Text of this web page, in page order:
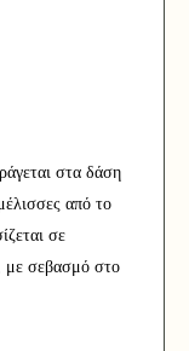
στα δάση
από το
σε
με σεβασμό στο